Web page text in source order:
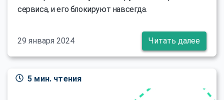
сервиса, и его блокируют навсегда.
29 января 2024 Читать далее
5 мин. чтения